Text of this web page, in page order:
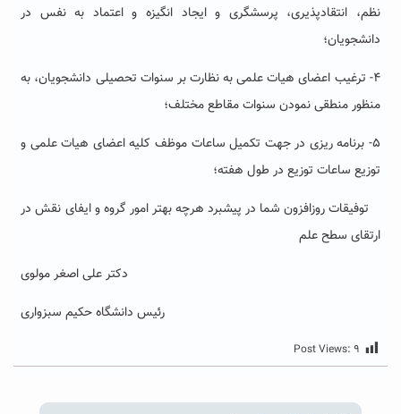
نظم، انتقادپذیری، پرسشگری و ایجاد انگیزه و اعتماد به نفس در
دانشجویان؛
۴- ترغیب اعضای هیات علمی به نظارت بر سنوات تحصیلی دانشجویان، به
منظور منطقی نمودن سنوات مقاطع مختلف؛
۵- برنامه ریزی در جهت تکمیل ساعات موظف کلیه اعضای هیات علمی و
توزیع ساعات توزیع در طول هفته؛
توفیقات روزافزون شما در پیشبرد هرچه بهتر امور گروه و ایفای نقش در
ارتقای سطح علم
دکتر علی اصغر مولوی
رئیس دانشگاه حکیم سبزواری
Post Views: ۹